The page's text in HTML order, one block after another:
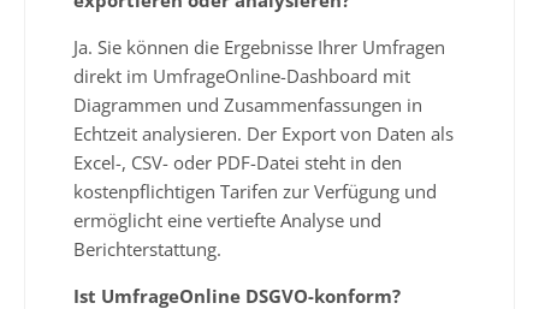
Ja. Sie können die Ergebnisse Ihrer Umfragen
direkt im UmfrageOnline-Dashboard mit
Diagrammen und Zusammenfassungen in
Echtzeit analysieren. Der Export von Daten als
Excel-, CSV- oder PDF-Datei steht in den
kostenpflichtigen Tarifen zur Verfügung und
ermöglicht eine vertiefte Analyse und
Berichterstattung.
Ist UmfrageOnline DSGVO-konform?